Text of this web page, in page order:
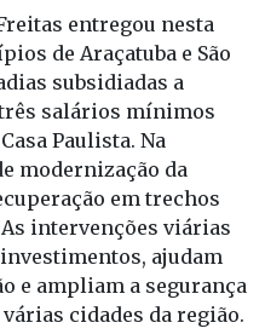
salários mínimos
Paulista. Na
modernização da
em trechos
intervenções viárias
ajudam
e ampliam a segurança
cidades da região.
e as pessoas